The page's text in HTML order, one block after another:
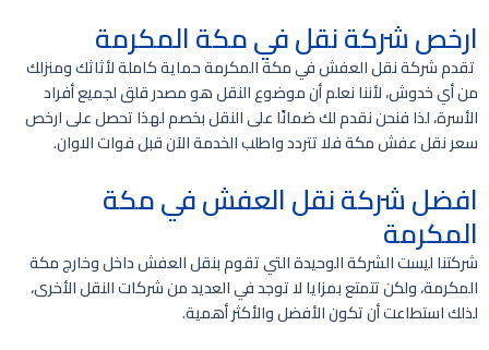
ارخص شركة نقل في مكة المكرمة
تقدم شركة نقل العفش في مكة المكرمة حماية كاملة لأثاثك ومنزلك
من أي خدوش، لأننا نعلم أن موضوع النقل هو مصدر قلق لجميع أفراد
الأسرة، لذا فنحن نقدم لك ضمانًا على النقل بخصم لهذا تحصل على ارخص
سعر نقل عفش مكة فلا تتردد واطلب الخدمة الآن قبل فوات الاوان.
افضل شركة نقل العفش في مكة
المكرمة
شركتنا ليست الشركة الوحيدة التي تقوم بنقل العفش داخل وخارج مكة
المكرمة، ولكن تتمتع بمزايا لا توجد في العديد من شركات النقل الأخرى،
لذلك استطاعت أن تكون الأفضل والأكثر أهمية.